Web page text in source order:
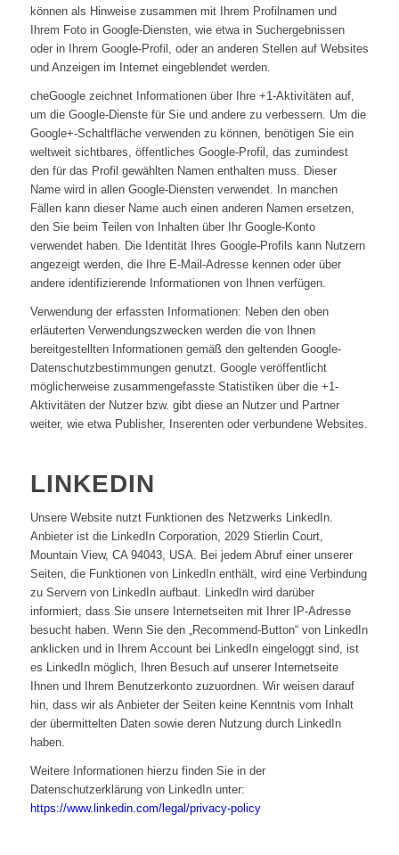
können als Hinweise zusammen mit Ihrem Profilnamen und
Ihrem Foto in Google-Diensten, wie etwa in Suchergebnissen
oder in Ihrem Google-Profil, oder an anderen Stellen auf Websites
und Anzeigen im Internet eingeblendet werden.
cheGoogle zeichnet Informationen über Ihre +1-Aktivitäten auf,
um die Google-Dienste für Sie und andere zu verbessern. Um die
Google+-Schaltfläche verwenden zu können, benötigen Sie ein
weltweit sichtbares, öffentliches Google-Profil, das zumindest
den für das Profil gewählten Namen enthalten muss. Dieser
Name wird in allen Google-Diensten verwendet. In manchen
Fällen kann dieser Name auch einen anderen Namen ersetzen,
den Sie beim Teilen von Inhalten über Ihr Google-Konto
verwendet haben. Die Identität Ihres Google-Profils kann Nutzern
angezeigt werden, die Ihre E-Mail-Adresse kennen oder über
andere identifizierende Informationen von Ihnen verfügen.
Verwendung der erfassten Informationen: Neben den oben
erläuterten Verwendungszwecken werden die von Ihnen
bereitgestellten Informationen gemäß den geltenden Google-
Datenschutzbestimmungen genutzt. Google veröffentlicht
möglicherweise zusammengefasste Statistiken über die +1-
Aktivitäten der Nutzer bzw. gibt diese an Nutzer und Partner
weiter, wie etwa Publisher, Inserenten oder verbundene Websites.
LINKEDIN
Unsere Website nutzt Funktionen des Netzwerks LinkedIn.
Anbieter ist die LinkedIn Corporation, 2029 Stierlin Court,
Mountain View, CA 94043, USA. Bei jedem Abruf einer unserer
Seiten, die Funktionen von LinkedIn enthält, wird eine Verbindung
zu Servern von LinkedIn aufbaut. LinkedIn wird darüber
informiert, dass Sie unsere Internetseiten mit Ihrer IP-Adresse
besucht haben. Wenn Sie den „Recommend-Button“ von LinkedIn
anklicken und in Ihrem Account bei LinkedIn eingeloggt sind, ist
es LinkedIn möglich, Ihren Besuch auf unserer Internetseite
Ihnen und Ihrem Benutzerkonto zuzuordnen. Wir weisen darauf
hin, dass wir als Anbieter der Seiten keine Kenntnis vom Inhalt
der übermittelten Daten sowie deren Nutzung durch LinkedIn
haben.
Weitere Informationen hierzu finden Sie in der
Datenschutzerklärung von LinkedIn unter:
https://www.linkedin.com/legal/privacy-policy